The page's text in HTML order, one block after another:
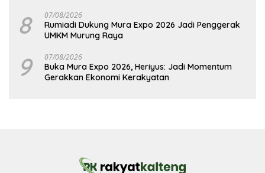
8 07/08/2026
Rumiadi Dukung Mura Expo 2026 Jadi Penggerak
UMKM Murung Raya
9 07/08/2026
Buka Mura Expo 2026, Heriyus: Jadi Momentum
Gerakkan Ekonomi Kerakyatan